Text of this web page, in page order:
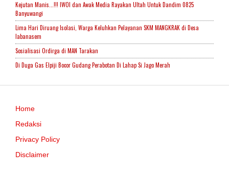
Kejutan Manis...!!! IWOI dan Awak Media Rayakan Ultah Untuk Dandim 0825
Banyuwangi
Lima Hari Diruang Isolasi, Warga Keluhkan Pelayanan SKM MANGKRAK di Desa
labanasem
Sosialisasi Ordirga di MAN Tarakan
Di Duga Gas Elpiji Bocor Gudang Perabotan Di Lahap Si Jago Merah
Home
Redaksi
Privacy Policy
Disclaimer